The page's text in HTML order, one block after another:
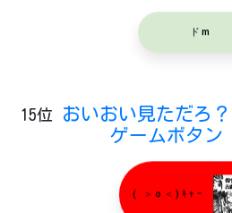
ドm
15位
おいおい見ただろ
ゲームボタン
( ＞o＜)ｷｬｰ